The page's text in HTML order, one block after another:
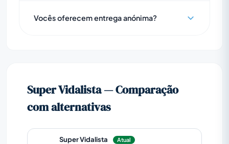
Vocês oferecem entrega anónima?
Super Vidalista — Comparação
com alternativas
Super Vidalista
Atual